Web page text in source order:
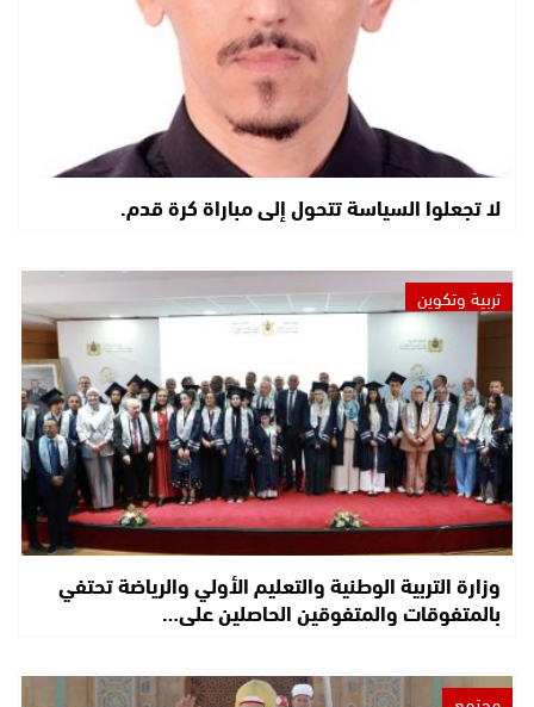
لا تجعلوا السياسة تتحول إلى مباراة كرة قدم.
تربية وتكوين
وزارة التربية الوطنية والتعليم الأولي والرياضة تحتفي
بالمتفوقات والمتفوقين الحاصلين على…